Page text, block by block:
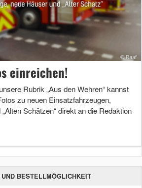
einreichen!
Rubrik „Aus den Wehren“ kannst
zu neuen Einsatzfahrzeugen,
Schätzen“ direkt an die Redaktion
BESTELLMÖGLICHKEIT